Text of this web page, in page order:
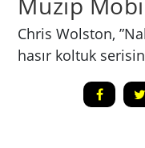
Chris Wolston,
hasır koltuk